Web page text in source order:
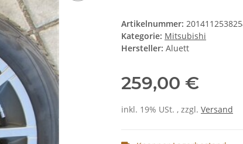
Artikelnummer:
Kategorie: Mitsubishi
Hersteller: Aluett
259,00 €
inkl. 19% USt. , zzgl. Versand